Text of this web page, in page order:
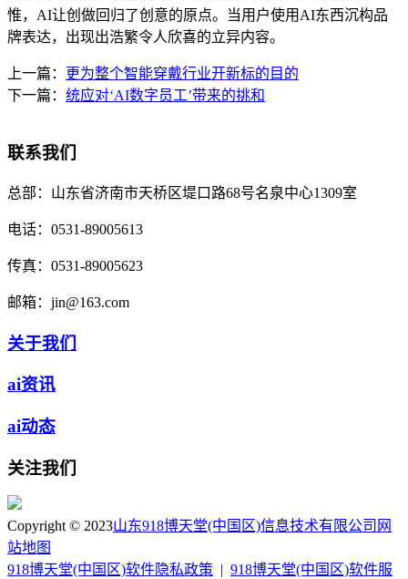
惟，AI让创做回归了创意的原点。当用户使用AI东西沉构品
牌表达，出现出浩繁令人欣喜的立异内容。
上一篇：
更为整个智能穿戴行业开新标的目的
下一篇： 统应对‘AI数字员工’带来的挑和
联系我们
总部： 山东省济南市天桥区堤口路68号名泉中心1309室
电话： 0531-89005613
传真： 0531-89005623
邮箱： jin@163.com
关于我们
ai资讯
ai动态
关注我们
Copyright © 2023山东918博天堂(中国区)信息技术有限公司 网
站地图
918博天堂(中国区)软件隐私政策
918博天堂(中国区)软件服